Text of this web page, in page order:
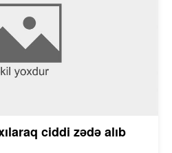
ciddi zədə alıb